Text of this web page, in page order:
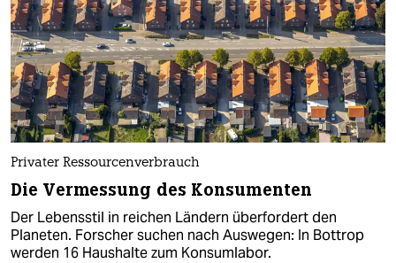
Privater Ressourcenverbrauch
Die Vermessung des Konsumenten
Der Lebensstil in reichen Ländern überfordert den
Planeten. Forscher suchen nach Auswegen: In Bottrop
werden 16 Haushalte zum Konsumlabor.